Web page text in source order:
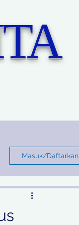
Masuk/Daftarkan